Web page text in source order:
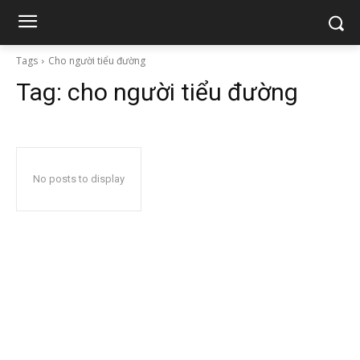
Tags Cho người tiểu đường
Tag: cho người tiểu đường
No posts to display